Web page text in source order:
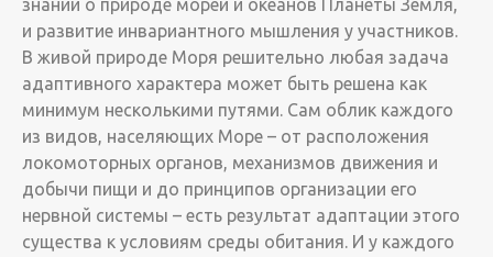
знаний о природе морей и океанов Планеты Земля,
и развитие инвариантного мышления у участников.
В живой природе Моря решительно любая задача
адаптивного характера может быть решена как
минимум несколькими путями. Сам облик каждого
из видов, населяющих Море – от расположения
локомоторных органов, механизмов движения и
добычи пищи и до принципов организации его
нервной системы – есть результат адаптации этого
существа к условиям среды обитания. И у каждого